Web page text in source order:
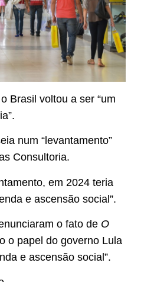
Brasil voltou a ser “um
num “levantamento”
Consultoria.
em 2024 teria
e ascensão social”.
o fato de O
o papel do governo Lula
e ascensão social”.